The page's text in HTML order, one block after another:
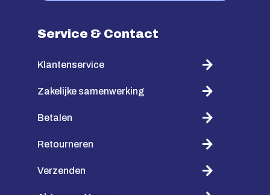
Service & Contact
Klantenservice
Zakelijke samenwerking
Betalen
Retourneren
Verzenden